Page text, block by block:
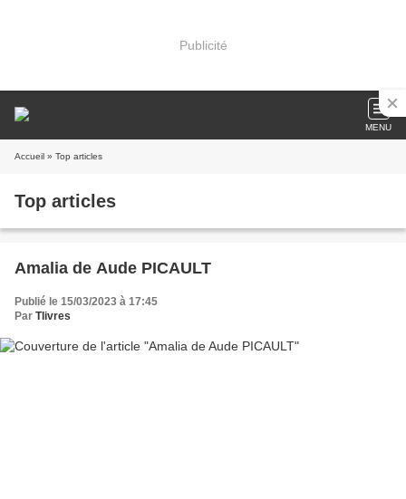
Publicité
MENU
Accueil » Top articles
Top articles
Amalia de Aude PICAULT
Publié le 15/03/2023 à 17:45
Par Tlivres